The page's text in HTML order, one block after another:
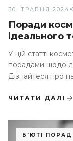
30. ТРАВНЯ 2024
Поради
ідеального
У цій статті
порадами щодо
Дізнайтеся про
також як досягти
ЧИТАТИ ДАЛІ
Б'ЮТІ